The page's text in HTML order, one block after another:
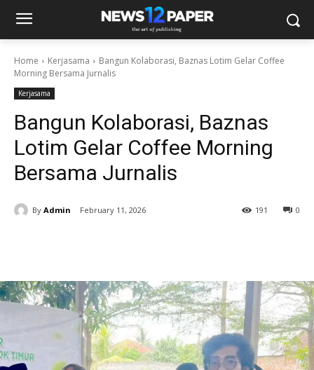
Home Kerjasama
Bangun Kolaborasi, Baznas Lotim Gelar Coffee
Morning Bersama Jurnalis
Kerjasama
Bangun Kolaborasi, Baznas
Lotim Gelar Coffee Morning
Bersama Jurnalis
By Admin February 11, 2026 0
191